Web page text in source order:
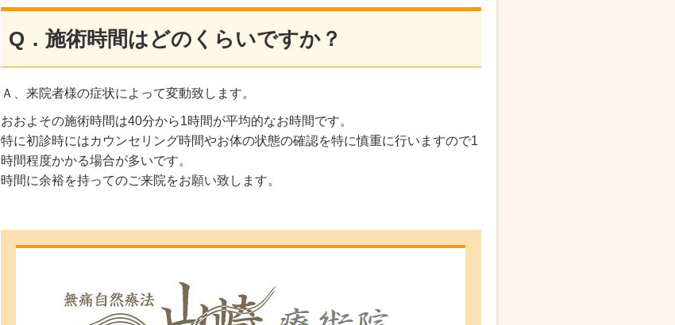
Q．施術時間はどのくらいですか？
Ａ、来院者様の症状によって変動致します。
おおよその施術時間は40分から1時間が平均的なお時間です。
特に初診時にはカウンセリング時間やお体の状態の確認を特に慎重に行いますので1
時間程度かかる場合が多いです。
時間に余裕を持ってのご来院をお願い致します。